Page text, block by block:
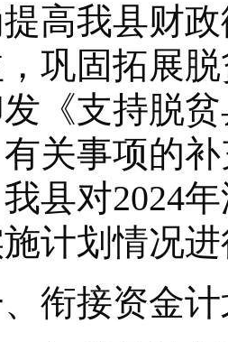
我县财政
巩固拓展
《支持脱
关事项的
县对2024
计划情况
接资金计